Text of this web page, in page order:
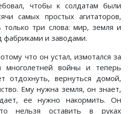
чтобы к солдатам были
самых простых агитаторов,
три слова: мир, земля и
фабриками и заводами.
что он устал, измотался за
многолетней войны и теперь
отдохнуть, вернуться домой,
Ему нужна земля, он знает,
ее нужно накормить. Он
нельзя оставить в руках